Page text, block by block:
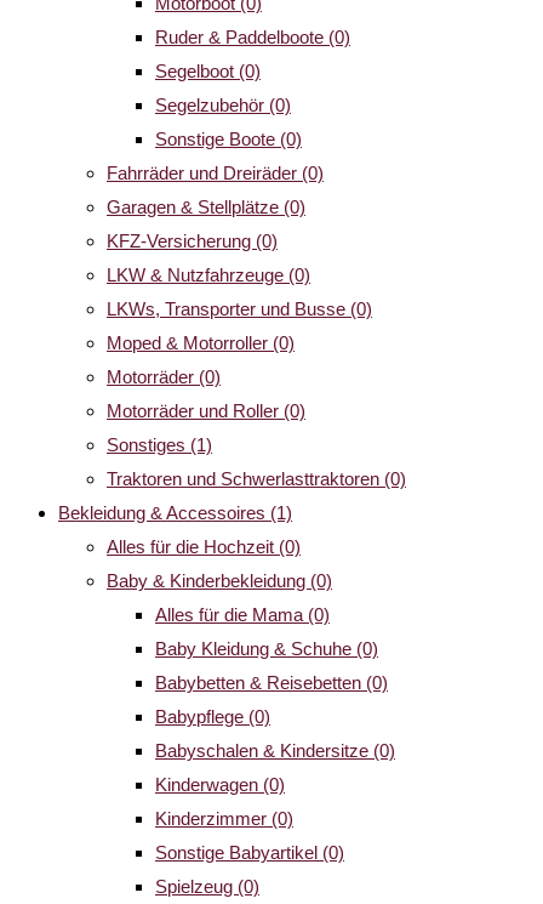
Ruder & Paddelboote (0)
Segelboot (0)
Segelzubehör (0)
Sonstige Boote (0)
Fahrräder und Dreiräder (0)
Garagen & Stellplätze (0)
KFZ-Versicherung (0)
LKW & Nutzfahrzeuge (0)
LKWs, Transporter und Busse (0)
Moped & Motorroller (0)
Motorräder (0)
Motorräder und Roller (0)
Sonstiges (1)
Traktoren und Schwerlasttraktoren (0)
Bekleidung & Accessoires (1)
Alles für die Hochzeit (0)
Baby & Kinderbekleidung (0)
Alles für die Mama (0)
Baby Kleidung & Schuhe (0)
Babybetten & Reisebetten (0)
Babypflege (0)
Babyschalen & Kindersitze (0)
Kinderwagen (0)
Kinderzimmer (0)
Sonstige Babyartikel (0)
Spielzeug (0)